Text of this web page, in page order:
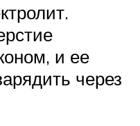
и ее
через